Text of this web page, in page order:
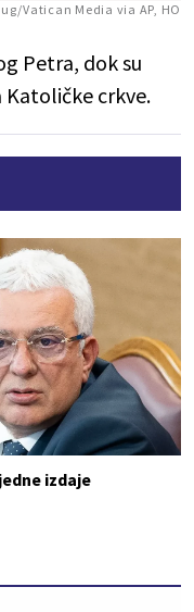
Vatican Media via AP, HO
Petra, dok su
Katoličke crkve.
izdaje